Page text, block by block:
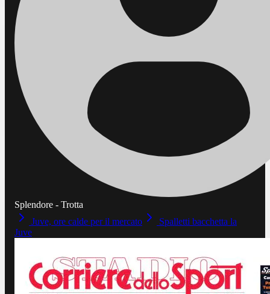
Splendore - Trotta
Juve, ore calde per il mercato
Spalletti bacchetta la
Juve